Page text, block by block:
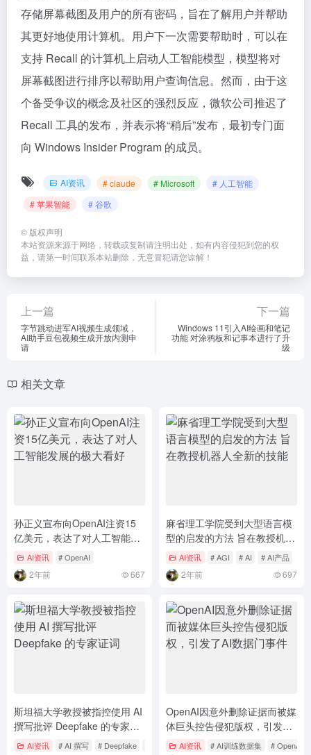
存储屏幕截图及用户的所有密码，旨在了解用户并帮助
其更好地使用计算机。用户下一次需要帮助时，可以在
支持 Recall 的计算机上启动人工智能模型，模型将对
屏幕截图进行排序以帮助用户查询信息。然而，由于这
个备受争议的概念及社区的强烈反应，微软公司推迟了
Recall 工具的发布，并表示将“稍后”发布，最初专门面
向 Windows Insider Program 的成员。
AI资讯 # claude # Microsoft
# 人工智能
# 苹果智能
# 谷歌
© 版权声明
本站资源来源于网络，转载或复制请注明出处，如有内容侵犯到您的权
益，请第一时间联系本站删除，无意冒犯请您谅解！
上一篇
字节跳动进军AI视频生成领域，
AI助手豆包视频生成开放内测申
请
下一篇
Windows 11引入AI绘画和笔记
功能 对涂鸦板和记事本进行了升
级
相关文章
孙正义宣布向OpenAI注资15
亿美元，表达了对人工智能发
展的极大看好
AI资讯 # OpenAI
2年前 667
麻省理工学院受到大型语言模
型的启发的方法 旨在教授机器
人全新的技能
AI资讯 # AGI # AI # AI产品
2年前 697
斯坦福大学教授被指控使用 AI
撰写批评 Deepfake 的专家证
词 AI资讯 # AI 撰写 # Deepfake # 斯坦福大学
OpenAI因意外删除证据而被媒
体巨头控告侵犯版权，引发了
AI数据门事件
AI资讯 # AI训练数据集 # OpenAI